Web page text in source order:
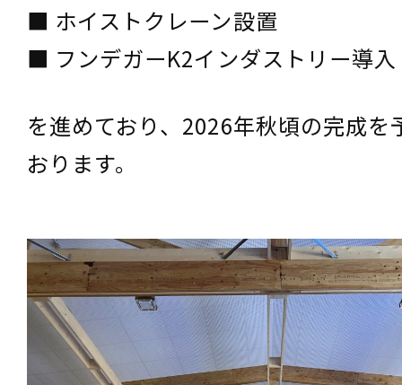
■ ホイストクレーン設置
■ フンデガーK2インダストリー導入
を進めており、2026年秋頃の完成を
おります。